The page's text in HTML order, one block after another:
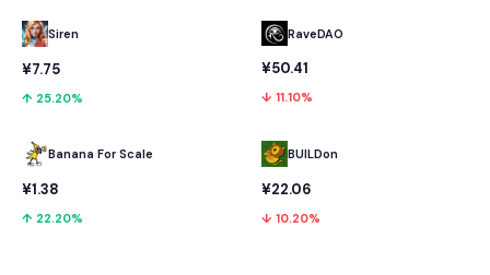
Siren
¥7.75
↑ 25.20%
Banana For Scale
¥1.38
↑ 22.20%
RaveDAO
¥50.41
↓ 11.10%
BUILDon
¥22.06
↓ 10.20%